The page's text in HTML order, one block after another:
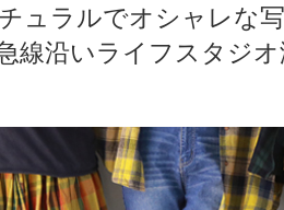
ュラルでオシャレな
線沿いライフスタジオ